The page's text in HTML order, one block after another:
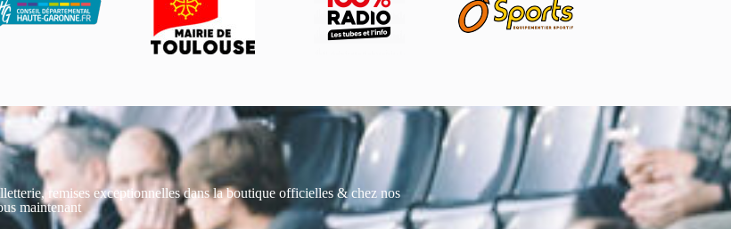
remises exceptionnelles dans la boutique officielles & chez nos
maintenant